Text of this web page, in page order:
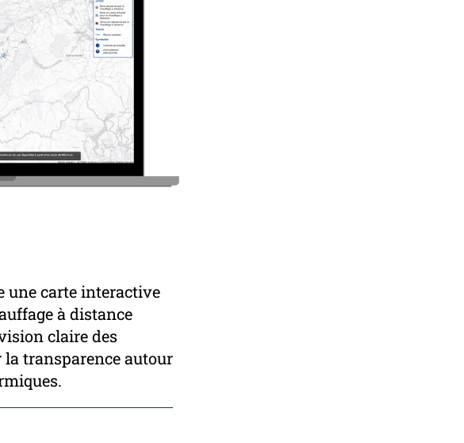
une carte interactive
à distance
claire des
transparence autour